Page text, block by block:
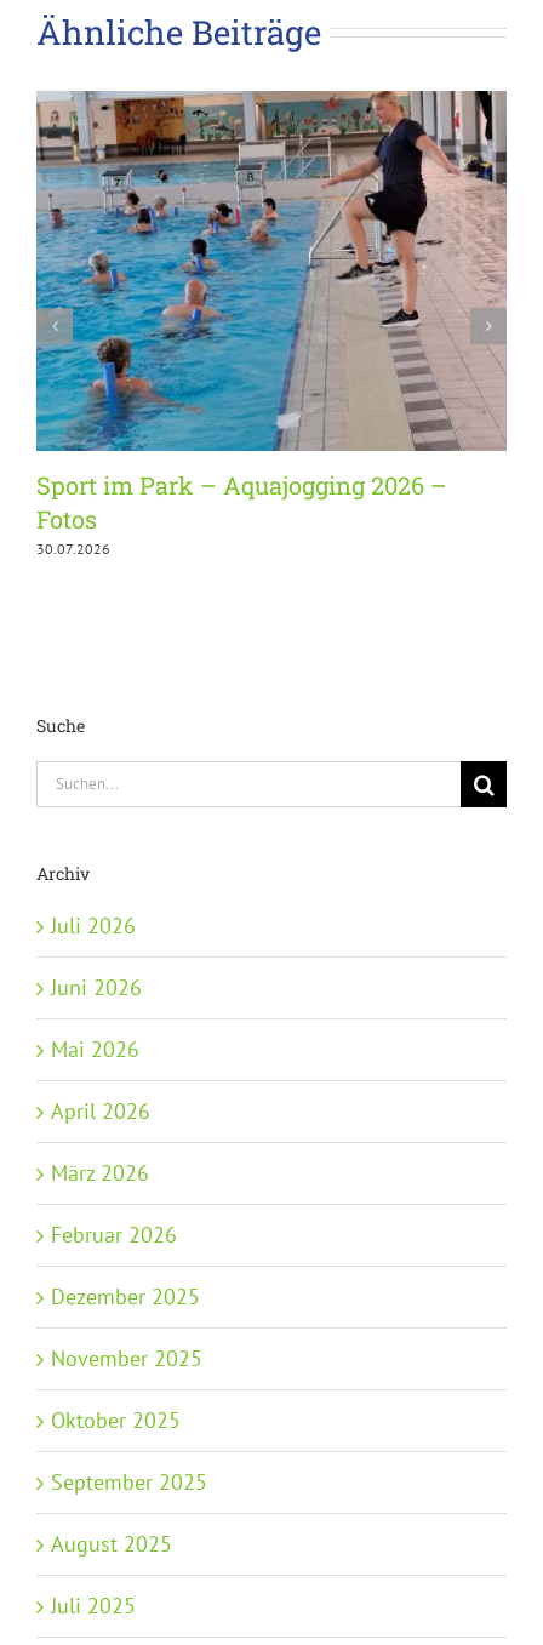
Ähnliche Beiträge
Sport im Park – Aquajogging 2026 –
Fotos
30.07.2026
Suche
Suche
nach:
Archiv
Juli 2026
Juni 2026
Mai 2026
April 2026
März 2026
Februar 2026
Dezember 2025
November 2025
Oktober 2025
September 2025
August 2025
Juli 2025